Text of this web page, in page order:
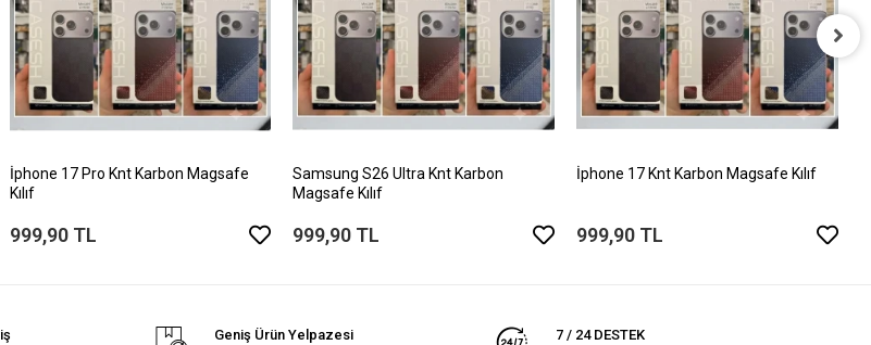
İphone 17 Pro Knt Karbon Magsafe
Kılıf
999,90 TL
Samsung S26 Ultra Knt Karbon
Magsafe Kılıf
999,90 TL
İphone 17 Knt Karbon Magsafe Kılıf
999,90 TL
Geniş Ürün Yelpazesi 7 / 24 DESTEK